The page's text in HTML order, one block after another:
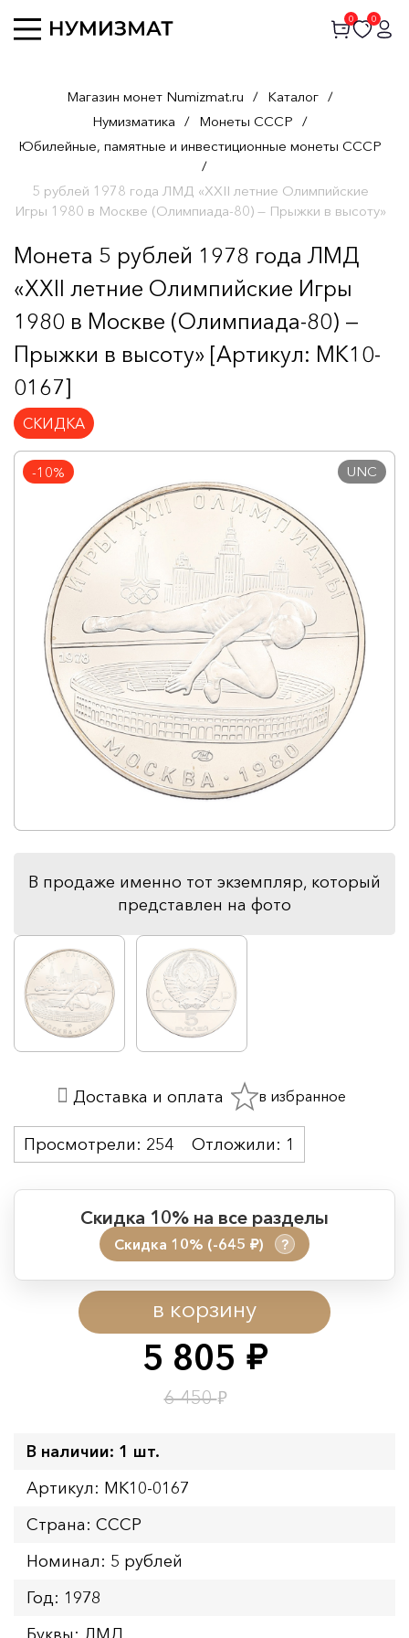
0 0
Магазин монет Numizmat.ru / Каталог /
Нумизматика / Монеты СССР /
Юбилейные, памятные и инвестиционные монеты СССР
/
5 рублей 1978 года ЛМД «XXII летние Олимпийские
Игры 1980 в Москве (Олимпиада-80) — Прыжки в высоту»
Монета 5 рублей 1978 года ЛМД
«XXII летние Олимпийские Игры
1980 в Москве (Олимпиада-80) —
Прыжки в высоту» [Артикул: MK10-
0167]
СКИДКА
-10% UNC
В продаже именно тот экземпляр, который
представлен на фото
5 805 руб.
6 450₽
в корзину
Скидка 10% на все разделы
Скидка 10% (-645 руб.) ?
Период действия акции:
Начало:
08.08.2026 00:01
Окончание:
09.08.2026 23:59
Время до окончания:
Просмотрели: 254 Отложили: 1
Доставка и оплата в избранное
В наличии: 1 шт.
Артикул: MK10-0167
Страна: СССР
Номинал: 5 рублей
Год: 1978